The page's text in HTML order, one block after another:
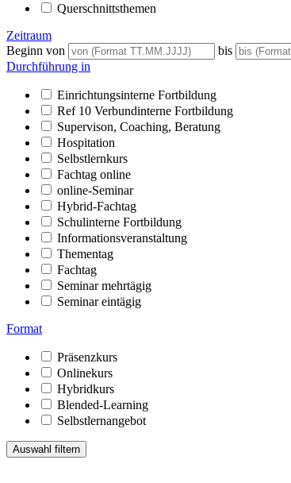
Querschnittsthemen
Zeitraum
Beginn von
bis
Durchführung in
Einrichtungsinterne Fortbildung
Ref 10 Verbundinterne Fortbildung
Supervison, Coaching, Beratung
Hospitation
Selbstlernkurs
Fachtag online
online-Seminar
Hybrid-Fachtag
Schulinterne Fortbildung
Informationsveranstaltung
Thementag
Fachtag
Seminar mehrtägig
Seminar eintägig
Format
Präsenzkurs
Onlinekurs
Hybridkurs
Blended-Learning
Selbstlernangebot